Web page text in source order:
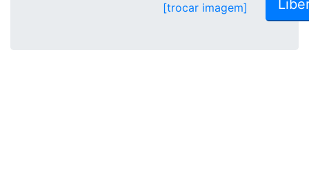
[trocar imagem]